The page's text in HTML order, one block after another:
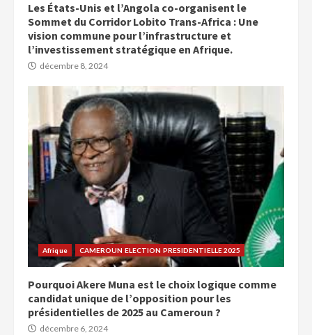
Les États-Unis et l’Angola co-organisent le
Sommet du Corridor Lobito Trans-Africa : Une
vision commune pour l’infrastructure et
l’investissement stratégique en Afrique.
décembre 8, 2024
Afrique CAMEROUN ELECTION PRESIDENTIELLE 2025
Pourquoi Akere Muna est le choix logique comme
candidat unique de l’opposition pour les
présidentielles de 2025 au Cameroun ?
décembre 6, 2024